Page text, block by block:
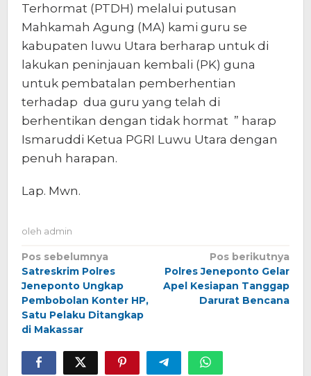
Terhormat (PTDH) melalui putusan
Mahkamah Agung (MA) kami guru se
kabupaten luwu Utara berharap untuk di
lakukan peninjauan kembali (PK) guna
untuk pembatalan pemberhentian
terhadap dua guru yang telah di
berhentikan dengan tidak hormat ” harap
Ismaruddi Ketua PGRI Luwu Utara dengan
penuh harapan.
Lap. Mwn.
oleh admin
Navigasi
pos
Pos sebelumnya
Satreskrim Polres
Jeneponto Ungkap
Pembobolan Konter HP,
Satu Pelaku Ditangkap
di Makassar
Pos berikutnya
Polres Jeneponto Gelar
Apel Kesiapan Tanggap
Darurat Bencana